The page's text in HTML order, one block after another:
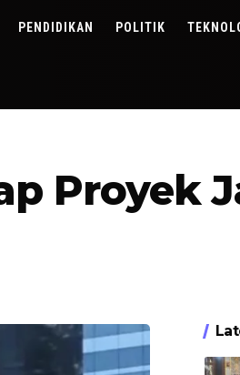
PENDIDIKAN POLITIK
Proyek